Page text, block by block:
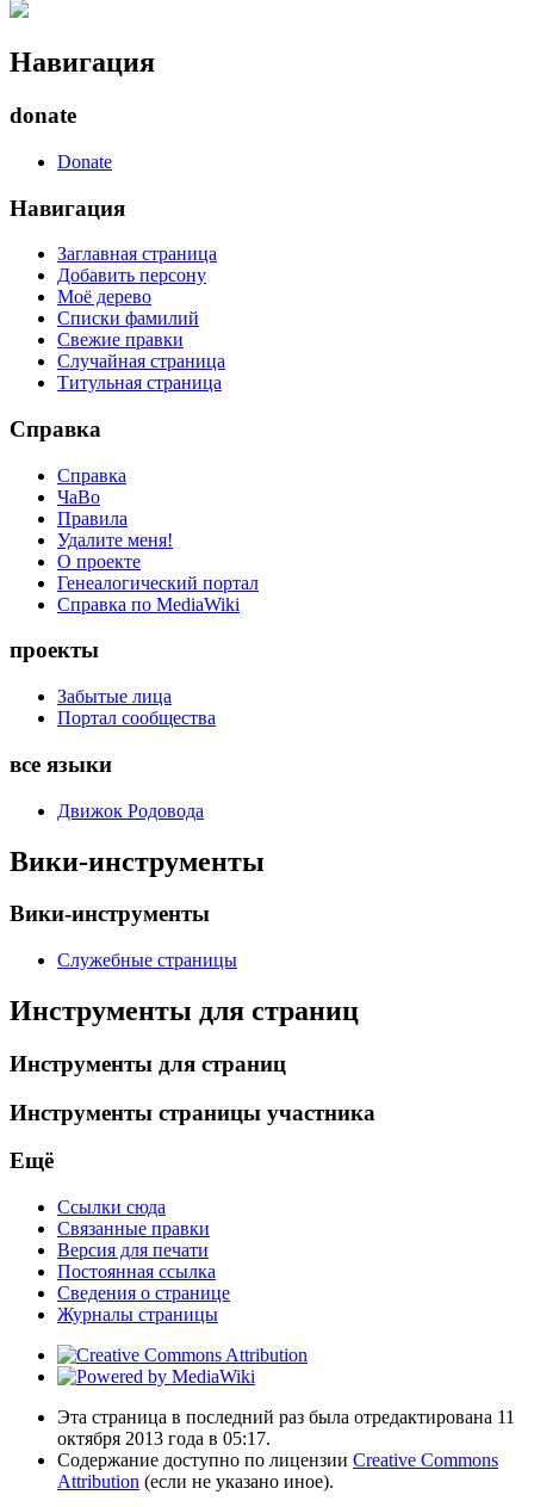
Навигация
donate
Donate
Навигация
Заглавная страница
Добавить персону
Моё дерево
Списки фамилий
Свежие правки
Случайная страница
Титульная страница
Справка
Справка
ЧаВо
Правила
Удалите меня!
О проекте
Генеалогический портал
Справка по MediaWiki
проекты
Забытые лица
Портал сообщества
все языки
Движок Родовода
Вики-инструменты
Вики-инструменты
Служебные страницы
Инструменты для страниц
Инструменты для страниц
Инструменты страницы участника
Ещё
Ссылки сюда
Связанные правки
Версия для печати
Постоянная ссылка
Сведения о странице
Журналы страницы
Эта страница в последний раз была отредактирована 11
октября 2013 года в 05:17.
Содержание доступно по лицензии Creative Commons
Attribution (если не указано иное).